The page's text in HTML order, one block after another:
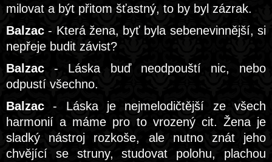
milovat a být přitom šťastný, to by byl zázrak.
Balzac - Která žena, byť byla sebenevinnější, si
nepřeje budit závist?
Balzac - Láska buď neodpouští nic, nebo
odpustí všechno.
Balzac - Láska je nejmelodičtější ze všech
harmonií a máme pro to vrozený cit. Žena je
sladký nástroj rozkoše, ale nutno znát jeho
chvějící se struny, studovat polohu, plachou